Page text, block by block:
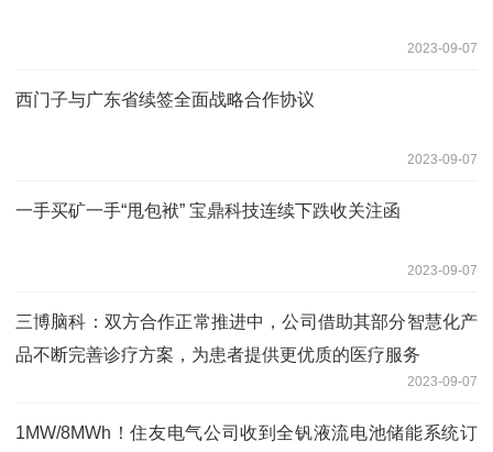
2023-09-07
西门子与广东省续签全面战略合作协议
2023-09-07
一手买矿一手“甩包袱” 宝鼎科技连续下跌收关注函
2023-09-07
三博脑科：双方合作正常推进中，公司借助其部分智慧化产
品不断完善诊疗方案，为患者提供更优质的医疗服务
2023-09-07
1MW/8MWh！住友电气公司收到全钒液流电池储能系统订